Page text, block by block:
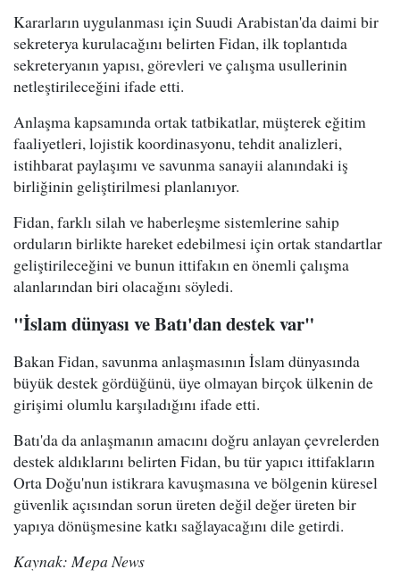
Kararların uygulanması için Suudi Arabistan'da daimi bir
sekreterya kurulacağını belirten Fidan, ilk toplantıda
sekreteryanın yapısı, görevleri ve çalışma usullerinin
netleştirileceğini ifade etti.
Anlaşma kapsamında ortak tatbikatlar, müşterek eğitim
faaliyetleri, lojistik koordinasyonu, tehdit analizleri,
istihbarat paylaşımı ve savunma sanayii alanındaki iş
birliğinin geliştirilmesi planlanıyor.
Fidan, farklı silah ve haberleşme sistemlerine sahip
orduların birlikte hareket edebilmesi için ortak standartlar
geliştirileceğini ve bunun ittifakın en önemli çalışma
alanlarından biri olacağını söyledi.
"İslam dünyası ve Batı'dan destek var"
Bakan Fidan, savunma anlaşmasının İslam dünyasında
büyük destek gördüğünü, üye olmayan birçok ülkenin de
girişimi olumlu karşıladığını ifade etti.
Batı'da da anlaşmanın amacını doğru anlayan çevrelerden
destek aldıklarını belirten Fidan, bu tür yapıcı ittifakların
Orta Doğu'nun istikrara kavuşmasına ve bölgenin küresel
güvenlik açısından sorun üreten değil değer üreten bir
yapıya dönüşmesine katkı sağlayacağını dile getirdi.
Kaynak: Mepa News